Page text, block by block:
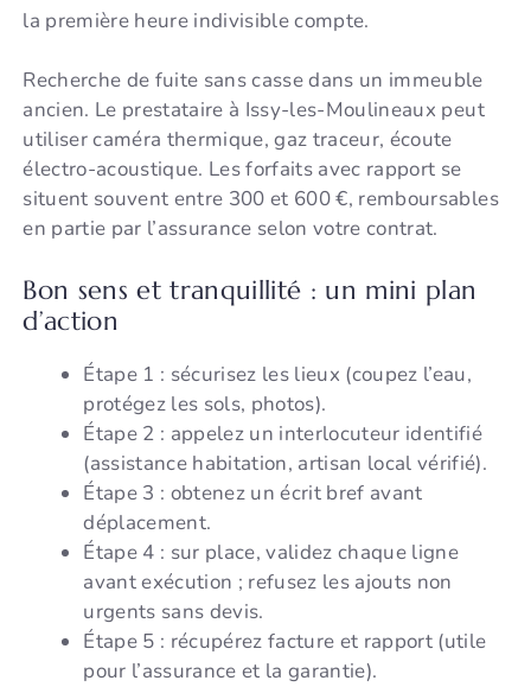
la première heure indivisible compte.
Recherche de fuite sans casse dans un immeuble
ancien. Le prestataire à Issy-les-Moulineaux peut
utiliser caméra thermique, gaz traceur, écoute
électro-acoustique. Les forfaits avec rapport se
situent souvent entre 300 et 600 €, remboursables
en partie par l’assurance selon votre contrat.
Bon sens et tranquillité : un mini plan
d’action
Étape 1 : sécurisez les lieux (coupez l’eau,
protégez les sols, photos).
Étape 2 : appelez un interlocuteur identifié
(assistance habitation, artisan local vérifié).
Étape 3 : obtenez un écrit bref avant
déplacement.
Étape 4 : sur place, validez chaque ligne
avant exécution ; refusez les ajouts non
urgents sans devis.
Étape 5 : récupérez facture et rapport (utile
pour l’assurance et la garantie).